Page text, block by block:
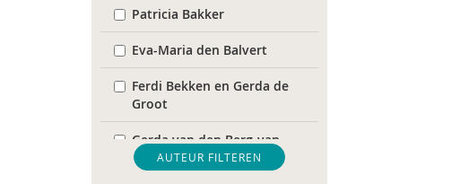
Patricia Bakker
Eva-Maria den Balvert
Ferdi Bekken en Gerda de
Groot
Gerda van den Berg-van
HaaftenAUTEUR FILTEREN